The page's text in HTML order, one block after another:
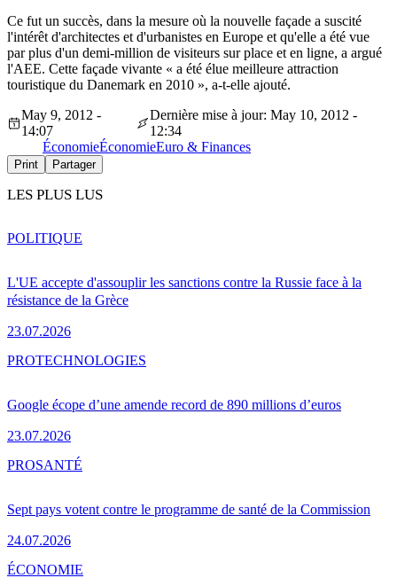
Ce fut un succès, dans la mesure où la nouvelle façade a suscité
l'intérêt d'architectes et d'urbanistes en Europe et qu'elle a été vue
par plus d'un demi-million de visiteurs sur place et en ligne, a argué
l'AEE. Cette façade vivante « a été élue meilleure attraction
touristique du Danemark en 2010 », a-t-elle ajouté.
May 9, 2012 -
14:07
Dernière mise à jour: May 10, 2012 -
12:34
ÉconomieÉconomieEuro & Finances
Print Partager
LES PLUS LUS
L'UE accepte d'assouplir les sanctions contre la Russie face à la
résistance de la Grèce
23.07.2026
POLITIQUE
Google écope d’une amende record de 890 millions d’euros
23.07.2026
PROTECHNOLOGIES
Sept pays votent contre le programme de santé de la Commission
24.07.2026
PROSANTÉ
ÉCONOMIE